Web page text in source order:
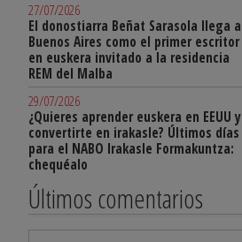
27/07/2026
El donostiarra Beñat Sarasola llega a
Buenos Aires como el primer escritor
en euskera invitado a la residencia
REM del Malba
29/07/2026
¿Quieres aprender euskera en EEUU y
convertirte en irakasle? Últimos días
para el NABO Irakasle Formakuntza:
chequéalo
Últimos comentarios